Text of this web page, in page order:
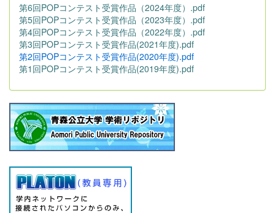
第6回POPコンテスト受賞作品（2024年度）.pdf
第5回POPコンテスト受賞作品（2023年度）.pdf
第4回POPコンテスト受賞作品（2022年度）.pdf
第3回POPコンテスト受賞作品(2021年度).pdf
第2回POPコンテスト受賞作品(2020年度).pdf
第1回POPコンテスト受賞作品(2019年度).pdf